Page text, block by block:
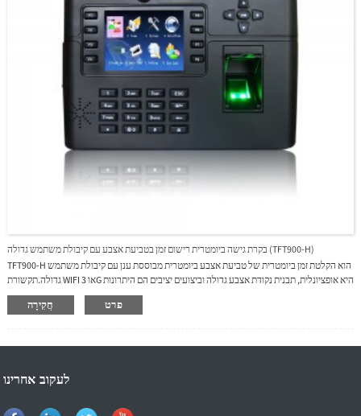
בקרת גישה ביומטרית רישום זמן בטביעת אצבע עם קיבולת משתמש גדולה (TFT900-H)
TFT900-H הוא הקלטת זמן ביומטרית של טביעת אצבע ביומטרית מבוססת ענן עם קיבולת משתמש
גדולה.תקשורת WIFI או 3G היא אופציונלית, תבנית נקודת אצבע גדולה וביצועים יציבים הם היתרונות
חֲקִירָה פרט
לעקוב אחרינו